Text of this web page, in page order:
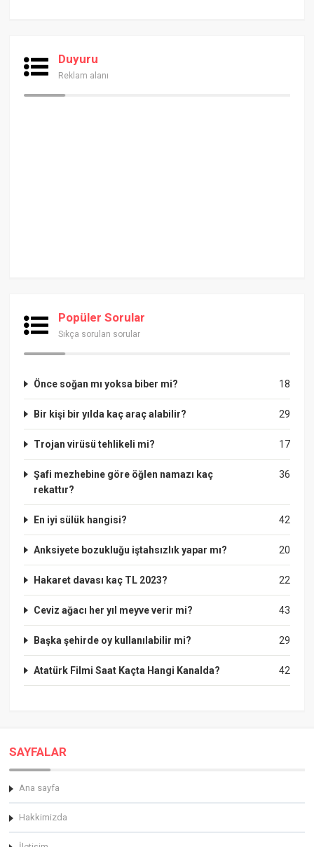
Duyuru
Reklam alanı
Popüler Sorular
Sıkça sorulan sorular
18
Önce soğan mı yoksa biber mi?
29
Bir kişi bir yılda kaç araç alabilir?
17
Trojan virüsü tehlikeli mi?
36
Şafi mezhebine göre öğlen namazı kaç
rekattır?
42
En iyi sülük hangisi?
20
Anksiyete bozukluğu iştahsızlık yapar mı?
22
Hakaret davası kaç TL 2023?
43
Ceviz ağacı her yıl meyve verir mi?
29
Başka şehirde oy kullanılabilir mi?
42
Atatürk Filmi Saat Kaçta Hangi Kanalda?
SAYFALAR
Ana sayfa
Hakkimizda